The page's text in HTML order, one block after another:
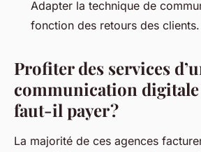
Adapter la technique de
fonction des retours des clients.
Profiter des services
communication
faut-il payer ?
La majorité de ces agences